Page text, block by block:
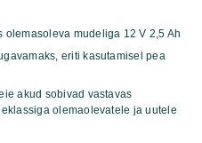
mudeliga 12 V 2,5 Ah
eriti kasutamisel pea
akud sobivad vastavas
olemaolevatele ja uutele